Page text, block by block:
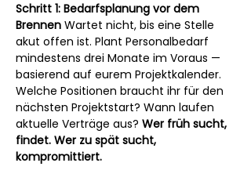
Schritt 1: Bedarfsplanung vor dem
Brennen Wartet nicht, bis eine Stelle
akut offen ist. Plant Personalbedarf
mindestens drei Monate im Voraus —
basierend auf eurem Projektkalender.
Welche Positionen braucht ihr für den
nächsten Projektstart? Wann laufen
aktuelle Verträge aus? Wer früh sucht,
findet. Wer zu spät sucht,
kompromittiert.